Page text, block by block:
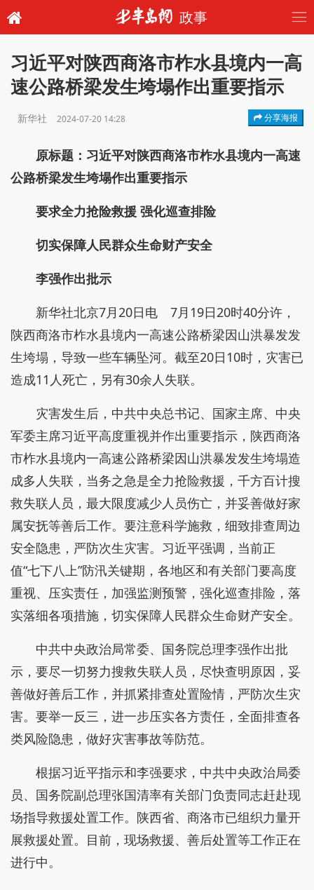
政事
习近平对陕西商洛市柞水县境内一高
速公路桥梁发生垮塌作出重要指示
新华社 2024-07-20 14:28 分享海报
原标题： 习近平对陕西商洛市柞水县境内一高速
公路桥梁发生垮塌作出重要指示
要求全力抢险救援 强化巡查排险
切实保障人民群众生命财产安全
李强作出批示
新华社北京7月20日电 7月19日20时40分许，
陕西商洛市柞水县境内一高速公路桥梁因山洪暴发发
生垮塌，导致一些车辆坠河。截至20日10时，灾害已
造成11人死亡，另有30余人失联。
灾害发生后，中共中央总书记、国家主席、中央
军委主席习近平高度重视并作出重要指示，陕西商洛
市柞水县境内一高速公路桥梁因山洪暴发发生垮塌造
成多人失联，当务之急是全力抢险救援，千方百计搜
救失联人员，最大限度减少人员伤亡，并妥善做好家
属安抚等善后工作。要注意科学施救，细致排查周边
安全隐患，严防次生灾害。习近平强调，当前正
值“七下八上”防汛关键期，各地区和有关部门要高度
重视、压实责任，加强监测预警，强化巡查排险，落
实落细各项措施，切实保障人民群众生命财产安全。
中共中央政治局常委、国务院总理李强作出批
示，要尽一切努力搜救失联人员，尽快查明原因，妥
善做好善后工作，并抓紧排查处置险情，严防次生灾
害。要举一反三，进一步压实各方责任，全面排查各
类风险隐患，做好灾害事故等防范。
根据习近平指示和李强要求，中共中央政治局委
员、国务院副总理张国清率有关部门负责同志赶赴现
场指导救援处置工作。陕西省、商洛市已组织力量开
展救援处置。目前，现场救援、善后处置等工作正在
进行中。